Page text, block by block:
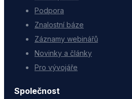
Podpora
Znalostní báze
Záznamy webinářů
Novinky a články
Pro vývojáře
Společnost